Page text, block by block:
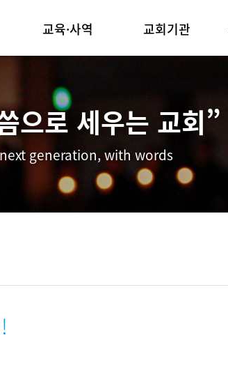
교육·사역
순모임사역
선교사역
중보기도
교회기관
중·고등부
청년·대학부
남성 공동체
으로 세우는 교회”
generation, with words